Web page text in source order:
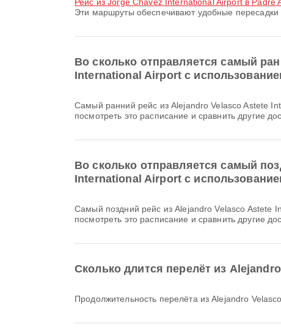
Эти маршруты обеспечивают удобные пересадки
Во сколько отправляется самый
International Airport с
Самый ранний рейс из Alejandro Velasco Astete International Airport в Padre Aldamiz International Airport авиакомпании Sky Airline вылетает в 08:45. Вы можете
посмотреть это расписание и сравнить другие
Во сколько отправляется самый
International Airport с
Самый поздний рейс из Alejandro Velasco Astete International Airport в Padre Aldamiz International Airport авиакомпании LATAM Chile вылетает в 14:35. Вы можете
посмотреть это расписание и сравнить другие
Сколько длится перелёт из
Продолжительность перелёта из Alejandro